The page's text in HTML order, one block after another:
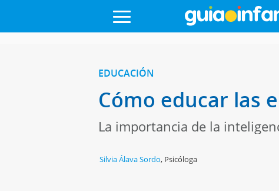
EDUCACIÓN
Cómo educar las
La importancia de la
Silvia Álava Sordo, Psicóloga